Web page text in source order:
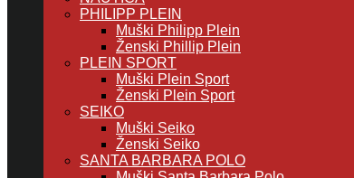
PHILIPP PLEIN
Muški Philipp Plein
Ženski Phillip Plein
PLEIN SPORT
Muški Plein Sport
Ženski Plein Sport
SEIKO
Muški Seiko
Ženski Seiko
SANTA BARBARA POLO